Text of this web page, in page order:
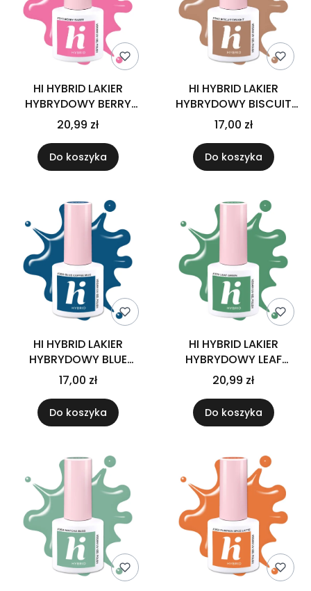
HI HYBRID LAKIER
HYBRYDOWY BERRY
SWEET #373 -5 ML
20,99 zł
Do koszyka
HI HYBRID LAKIER
HYBRYDOWY BISCUIT
DELIGHT #362 -5ML
17,00 zł
Do koszyka
HI HYBRID LAKIER
HYBRYDOWY BLUE
COFFEE MUG #365
-5ML
17,00 zł
Do koszyka
HI HYBRID LAKIER
HYBRYDOWY LEAF
GREEN #370 -5 ML
20,99 zł
Do koszyka